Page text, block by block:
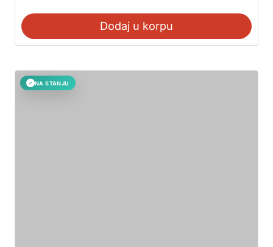
Dodaj u korpu
✓ NA STANJU